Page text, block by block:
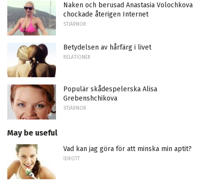
Naken och berusad Anastasia Volochkova
chockade återigen Internet
STJÄRNOR
Betydelsen av hårfärg i livet
RELATIONER
Populär skådespelerska Alisa
Grebenshchikova
STJÄRNOR
May be useful
Vad kan jag göra för att minska min aptit?
IDROTT